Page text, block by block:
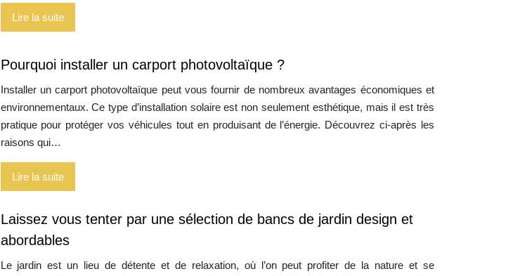
Lire la suite
Pourquoi installer un carport photovoltaïque ?
Installer un carport photovoltaïque peut vous fournir de nombreux avantages économiques et
environnementaux. Ce type d’installation solaire est non seulement esthétique, mais il est très
pratique pour protéger vos véhicules tout en produisant de l’énergie. Découvrez ci-après les
raisons qui…
Lire la suite
Laissez vous tenter par une sélection de bancs de jardin design et
abordables
Le jardin est un lieu de détente et de relaxation, où l’on peut profiter de la nature et se